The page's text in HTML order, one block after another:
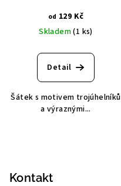
od 129 Kč
Skladem(1 ks)
Detail
Šátek s motivem trojúhelníků
a výraznými...
Kontakt